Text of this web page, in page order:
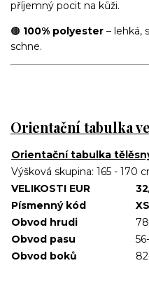
příjemný pocit na kůži.
🟤 100% polyester – lehká,
schne.
Orientační tabulka
Orientační tabulka
Výšková skupina: 165 - 170
VELIKOSTI EUR
Písmenný kód
XS
Obvod hrudi
Obvod pasu
Obvod boků